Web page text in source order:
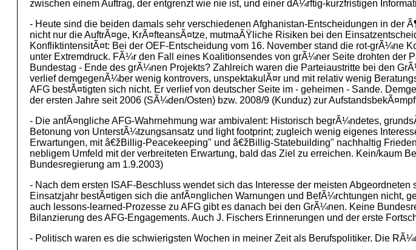
zwischen einem Auftrag, der entgrenzt wie nie ist, und einer dÃ¼rftig-kurzfristigen
- Heute sind die beiden damals sehr verschiedenen Afghanistan-Entscheidungen in der
nicht nur die AuftrÃ¤ge, KrÃ¤fteansÃ¤tze, mutmaÃŸliche Risiken bei den
KonfliktintensitÃ¤t: Bei der OEF-Entscheidung vom 16. November stand die rot-grÃ¼ne
unter Extremdruck. FÃ¼r den Fall eines Koalitionsendes von grÃ¼ner Seite drohten der
Bundestag - Ende des grÃ¼nen Projekts? Zahlreich waren die Parteiaustritte bei den
verlief demgegenÃ¼ber wenig kontrovers, unspektakulÃ¤r und mit relativ wenig
AFG bestÃ¤tigten sich nicht. Er verlief von deutscher Seite im - geheimen - Sande.
der ersten Jahre seit 2006 (SÃ¼den/Osten) bzw. 2008/9 (Kunduz) zur
- Die anfÃ¤ngliche AFG-Wahrnehmung war ambivalent: Historisch begrÃ¼ndetes,
Betonung von UnterstÃ¼tzungsansatz und light footprint; zugleich wenig eigenes
Erwartungen, mit â€žBillig-Peacekeeping" und â€žBillig-Statebuilding" nachhaltig
nebligem Umfeld mit der verbreiteten Erwartung, bald das Ziel zu erreichen. Kein/kaum
Bundesregierung am 1.9.2003)
- Nach dem ersten ISAF-Beschluss wendet sich das Interesse der meisten
Einsatzjahr bestÃ¤tigen sich die anfÃ¤nglichen Warnungen und BefÃ¼rchtungen nicht,
auch lessons-learned-Prozesse zu AFG gibt es danach bei den GrÃ¼nen. Keine
Bilanzierung des AFG-Engagements. Auch J. Fischers Erinnerungen und der erste
- Politisch waren es die schwierigsten Wochen in meiner Zeit als Berufspolitiker. Die